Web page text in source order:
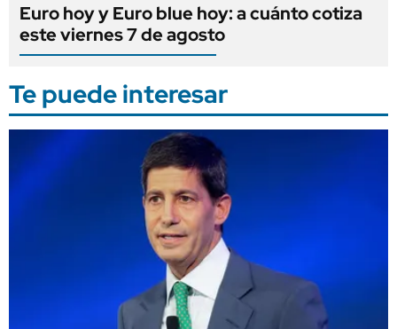
Euro hoy y Euro blue hoy: a cuánto cotiza
este viernes 7 de agosto
Te puede interesar